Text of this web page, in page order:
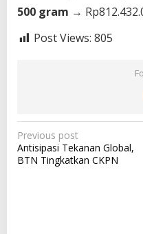
500 gram →
Post Views: 805
P
o
Previous post
Antisipasi Tekanan Global,
BTN Tingkatkan CKPN